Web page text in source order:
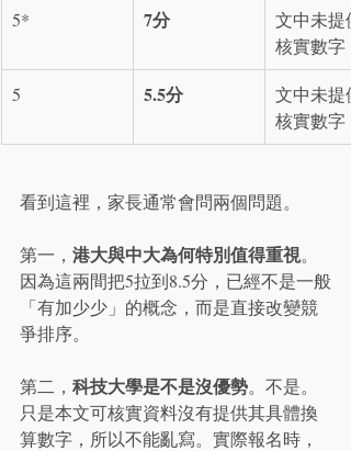
5* 7分
文中未提
核實數字
5 5.5分
文中未提
核實數字
看到這裡，家長通常會問兩個問題。
第一， 港大與中大為何特別值得重視。
因為這兩間把5拉到8.5分，已經不是一般
「有加少少」的概念，而是直接改變競
爭排序。
第二， 科技大學是不是沒優勢。不是。
只是本文可核實資料沒有提供其具體換
算數字，所以不能亂寫。實際報名時，